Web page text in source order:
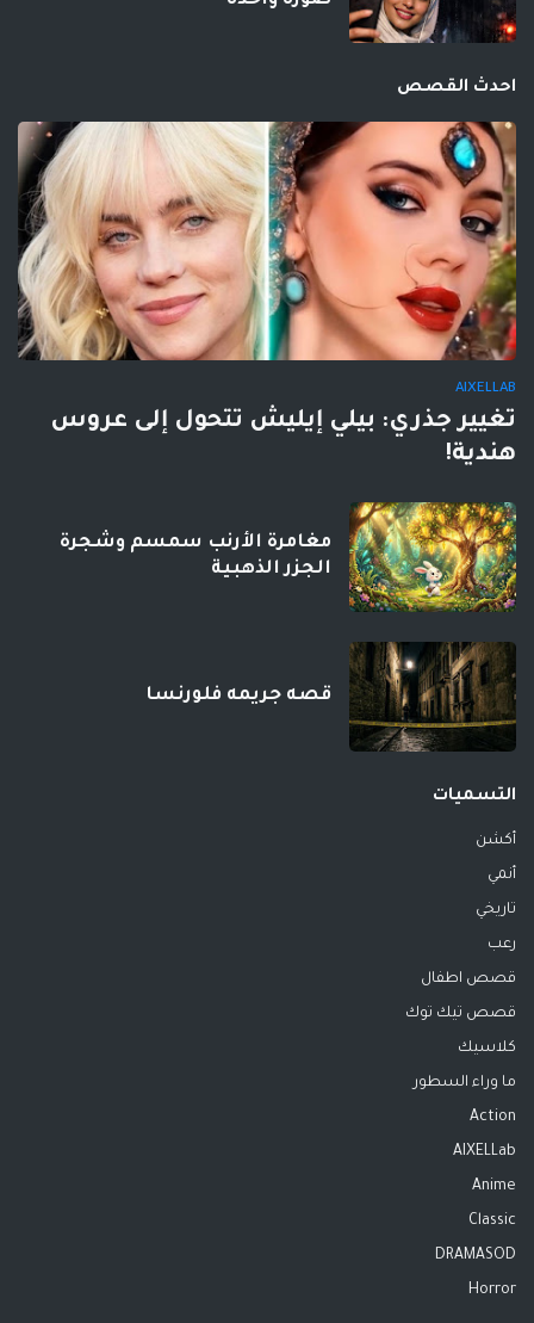
احدث القصص
AIXELLAB
تغيير جذري: بيلي إيليش تتحول إلى عروس
هندية!
مغامرة الأرنب سمسم وشجرة
الجزر الذهبية
قصه جريمه فلورنسا
التسميات
أكشن
أنمي
تاريخي
رعب
قصص اطفال
قصص تيك توك
كلاسيك
ما وراء السطور
Action
AIXELLab
Anime
Classic
DRAMASOD
Horror